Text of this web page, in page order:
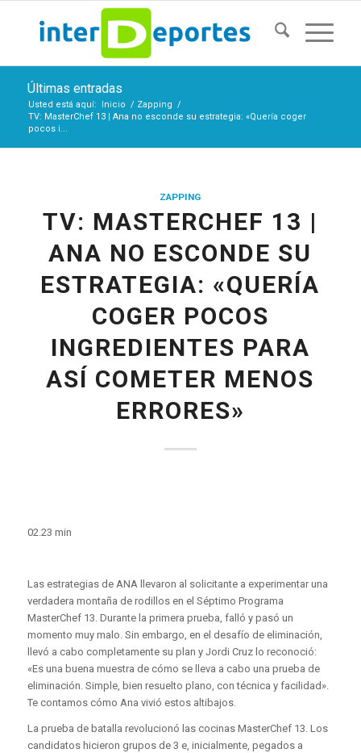
Últimas entradas
Usted está aquí: Inicio / Zapping /
TV: MasterChef 13 | Ana no esconde su estrategia: «Quería coger
pocos i...
ZAPPING
TV: MASTERCHEF 13 |
ANA NO ESCONDE SU
ESTRATEGIA: «QUERÍA
COGER POCOS
INGREDIENTES PARA
ASÍ COMETER MENOS
ERRORES»
02.23 min
Las estrategias de ANA llevaron al solicitante a experimentar una
verdadera montaña de rodillos en el Séptimo Programa
MasterChef 13. Durante la primera prueba, falló y pasó un
momento muy malo. Sin embargo, en el desafío de eliminación,
llevó a cabo completamente su plan y Jordi Cruz lo reconoció:
«Es una buena muestra de cómo se lleva a cabo una prueba de
eliminación. Simple, bien resuelto plano, con técnica y facilidad».
Te contamos cómo Ana vivió estos altibajos.
La prueba de batalla revolucionó las cocinas MasterChef 13. Los
candidatos hicieron grupos de 3 e, inicialmente, pegados a